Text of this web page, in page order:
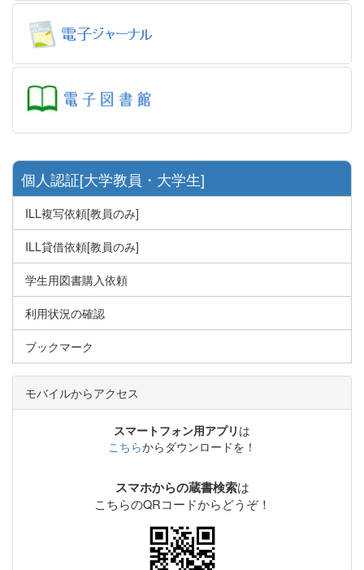
個人認証[大学教員・大学生]
ILL複写依頼[教員のみ]
ILL貸借依頼[教員のみ]
学生用図書購入依頼
利用状況の確認
ブックマーク
モバイルからアクセス
スマートフォン用アプリ は
こちらからダウンロードを！
スマホからの蔵書検索は
こちらのQRコードからどうぞ！